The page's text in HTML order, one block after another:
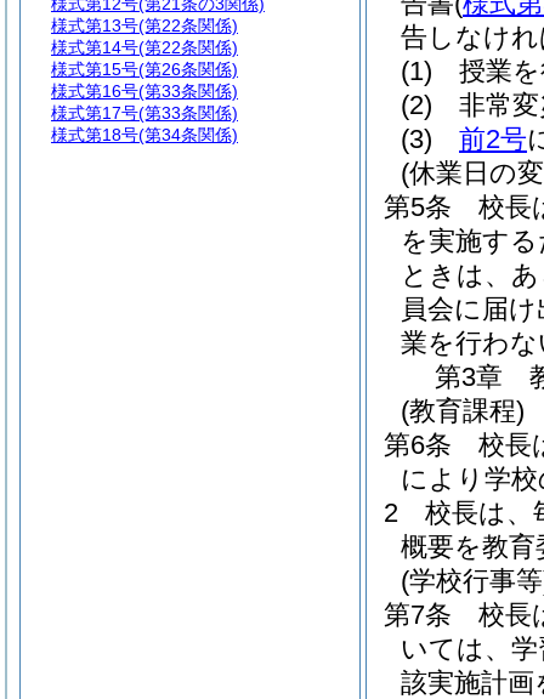
告しなけ
(1)
授業
(2)
非常
(3)
前2号
(休業日の
第5条
校長
を実施す
ときは、
員会に届
業を行わ
第3章
(教育課程)
第6条
校長
により学
2
校長は、
概要を教
(学校行事
第7条
校長
いては、
該実施計画
様式第13号(第22条関係)
様式第14号(第22条関係)
様式第15号(第26条関係)
様式第16号(第33条関係)
様式第17号(第33条関係)
様式第18号(第34条関係)